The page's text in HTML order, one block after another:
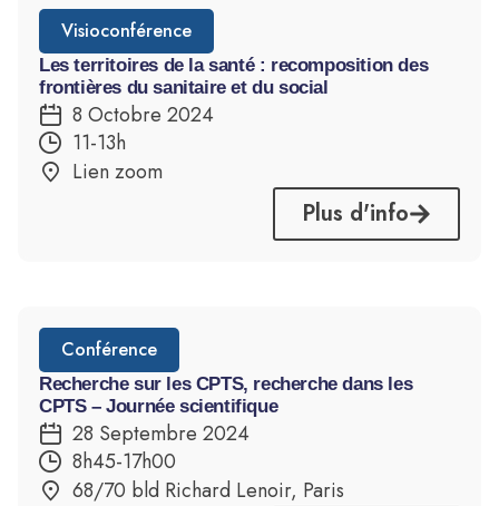
Visioconférence
Les territoires de la santé : recomposition des
frontières du sanitaire et du social
8 Octobre 2024
11-13h
Lien zoom
Plus d'info
Conférence
Recherche sur les CPTS, recherche dans les
CPTS – Journée scientifique
28 Septembre 2024
8h45-17h00
68/70 bld Richard Lenoir, Paris